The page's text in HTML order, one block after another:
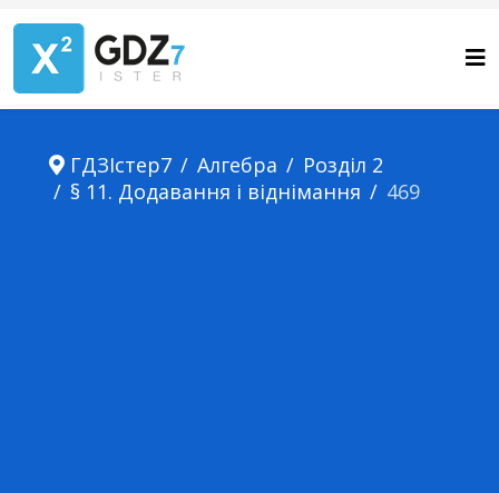
ГДЗІстер7 Алгебра
Розділ 2
§ 11. Додавання і віднімання
469